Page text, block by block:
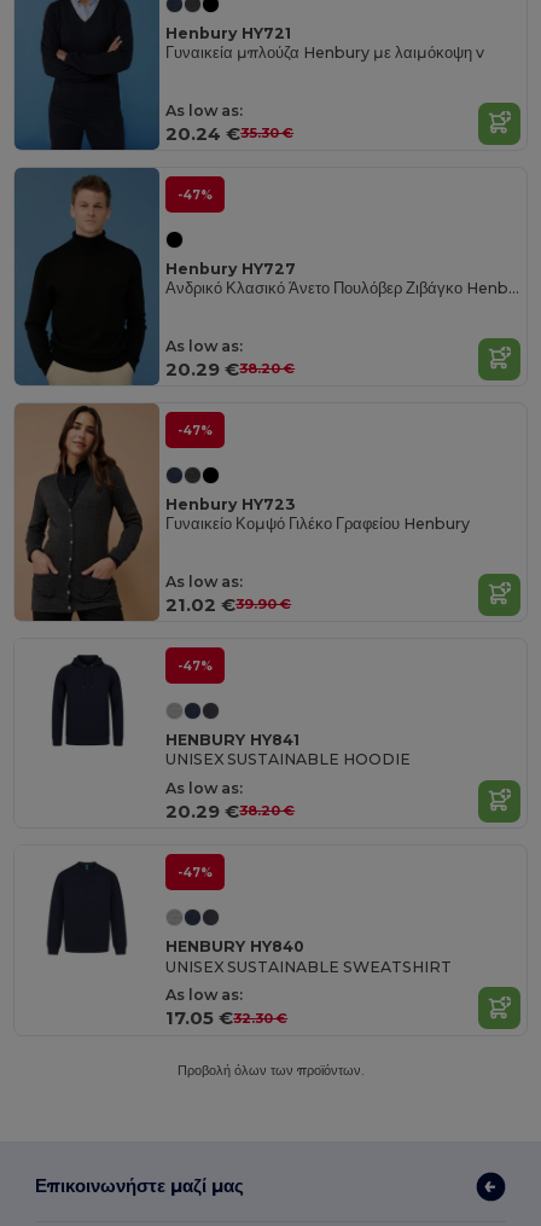
Henbury HY721
Γυναικεία μπλούζα Henbury με λαιμόκοψη v
As low as:
20.24 €35.30 €
-47%
Henbury HY727
Ανδρικό Κλασικό Άνετο Πουλόβερ Ζιβάγκο Henbury
As low as:
20.29 €38.20 €
-47%
Henbury HY723
Γυναικείο Κομψό Γιλέκο Γραφείου Henbury
As low as:
21.02 €39.90 €
-47%
HENBURY HY841
UNISEX SUSTAINABLE HOODIE
As low as:
20.29 €38.20 €
-47%
HENBURY HY840
UNISEX SUSTAINABLE SWEATSHIRT
As low as:
17.05 €32.30 €
Προβολή όλων των προϊόντων.
Επικοινωνήστε μαζί μας